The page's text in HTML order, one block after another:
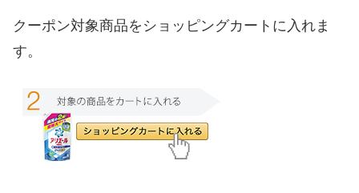
クーポン対象商品をショッピングカートに入れま
す。